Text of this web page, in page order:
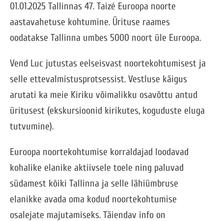
01.01.2025 Tallinnas 47. Taizé Euroopa noorte
aastavahetuse kohtumine. Ürituse raames
oodatakse Tallinna umbes 5000 noort üle Euroopa.
Vend Luc jutustas eelseisvast noortekohtumisest ja
selle ettevalmistusprotsessist. Vestluse käigus
arutati ka meie Kiriku võimalikku osavõttu antud
üritusest (ekskursioonid kirikutes, koguduste eluga
tutvumine).
Euroopa noortekohtumise korraldajad loodavad
kohalike elanike aktiivsele toele ning paluvad
südamest kõiki Tallinna ja selle lähiümbruse
elanikke avada oma kodud noortekohtumise
osalejate majutamiseks. Täiendav info on